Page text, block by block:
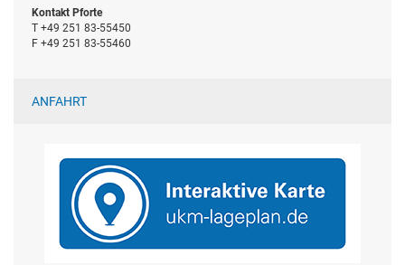
Kontakt Pforte
T +49 251 83-55450
F +49 251 83-55460
ANFAHRT